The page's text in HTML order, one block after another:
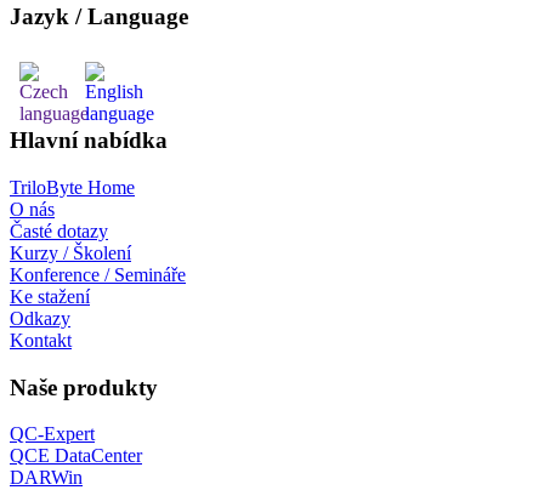
Jazyk / Language
Hlavní nabídka
TriloByte Home
O nás
Časté dotazy
Kurzy / Školení
Konference / Semináře
Ke stažení
Odkazy
Kontakt
Naše produkty
QC-Expert
QCE DataCenter
DARWin